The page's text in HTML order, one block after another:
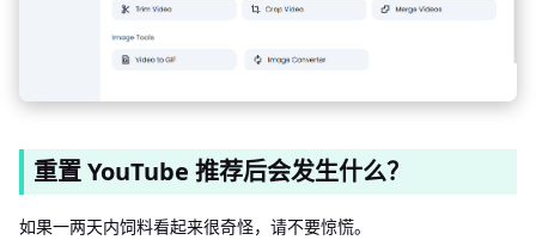
重置 YouTube 推荐后会发生什么？
如果一两天内饲料看起来很奇怪，请不要惊慌。